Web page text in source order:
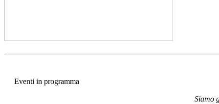
Eventi in programma
Siamo